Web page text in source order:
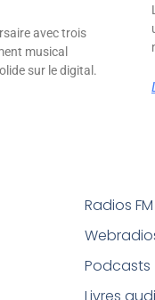
avec trois
musical
sur le digital.
Radios
Podcasts